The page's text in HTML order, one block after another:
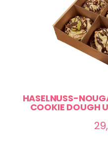
HASELNUSS-
COOKIE DOUGH